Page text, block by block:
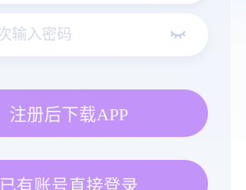
注册后下载APP
已有账号直接登录